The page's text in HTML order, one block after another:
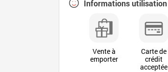
Informations utilisation
Vente à
emporter
Carte de
crédit
acceptée